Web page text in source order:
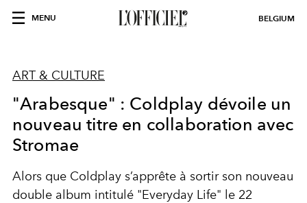
MENU BELGIUM
ART & CULTURE
"Arabesque" : Coldplay dévoile un
nouveau titre en collaboration avec
Stromae
Alors que Coldplay s’apprête à sortir son nouveau
double album intitulé "Everyday Life" le 22